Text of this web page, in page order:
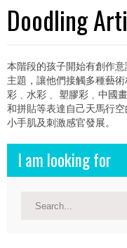
Doodling
本階段的孩子開始有創作
主題，讓他們接觸多種藝
彩﹑水彩﹑ 塑膠彩﹑中國
和拼貼等表達自己天馬行
小手肌及刺激感官發展。
I am looking for